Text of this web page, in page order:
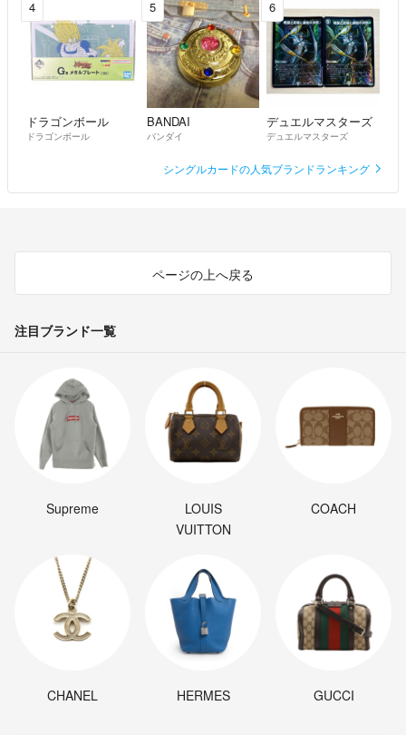
4
ドラゴンボール
ドラゴンボール
5
BANDAI
バンダイ
6
デュエルマスターズ
デュエルマスターズ
シングルカードの人気ブランドランキング
ページの上へ戻る
注目ブランド一覧
Supreme
LOUIS
VUITTON
COACH
CHANEL HERMES GUCCI